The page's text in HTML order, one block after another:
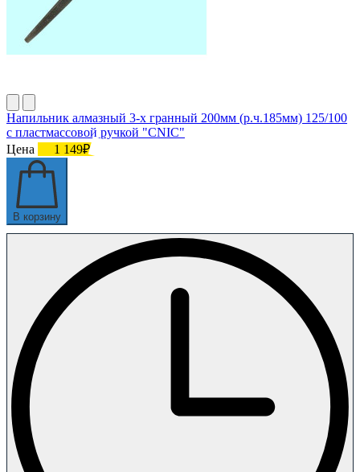
Напильник алмазный 3-х гранный 200мм (р.ч.185мм) 125/100
с пластмассовой ручкой "CNIC"
Цена
1 149₽
В корзину